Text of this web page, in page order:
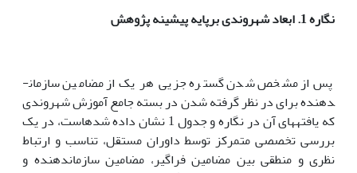
نگاره 1. ابعاد شهروندی برپایه پیشینه پژوهش
پس از مشخص شدن گستره جزیی هر یک از مضامین سازمان­
دهنده برای در نظر گرفته شدن در بسته جامع آموزش شهروندی
که یافته­های آن در نگاره و جدول 1 نشان داده شده­است، در یک
بررسی تخصصی متمرکز توسط داوران مستقل، تناسب و ارتباط
نظری و منطقی بین مضامین فراگیر، مضامین سازمان­دهنده و